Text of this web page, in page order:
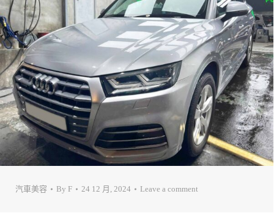
汽車美容 By F 24 12 月, 2024 Leave a comment